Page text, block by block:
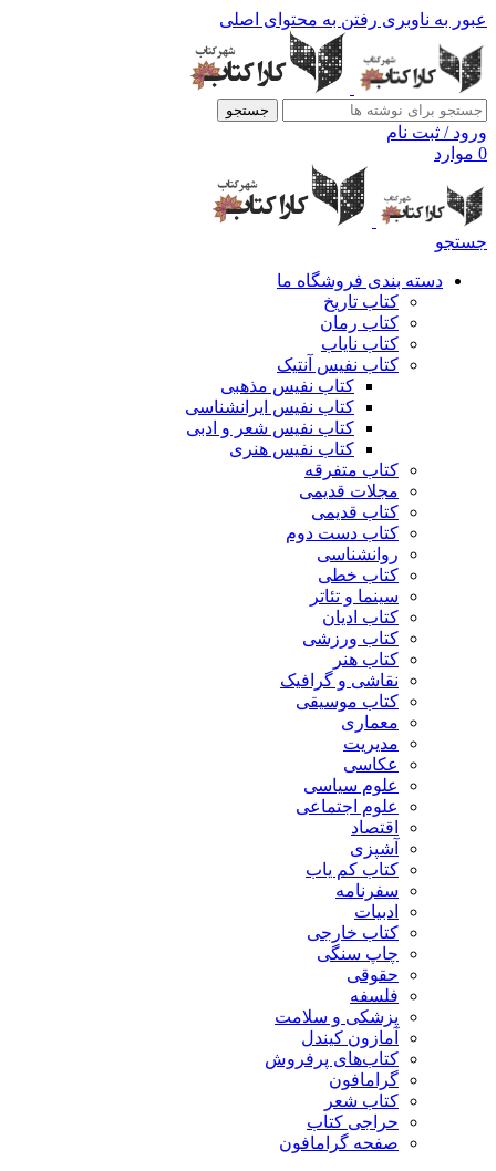
عبور به ناوبری رفتن به محتوای اصلی
جستجو
ورود / ثبت نام
0 موارد
جستجو
دسته بندی فروشگاه ما
کتاب تاریخ
کتاب رمان
کتاب نایاب
کتاب نفیس آنتیک
کتاب نفیس مذهبی
کتاب نفیس ایرانشناسی
کتاب نفیس شعر و ادبی
کتاب نفیس هنری
کتاب متفرقه
مجلات قدیمی
کتاب قدیمی
کتاب دست دوم
روانشناسی
کتاب خطی
سینما و تئاتر
کتاب ادیان
کتاب ورزشی
کتاب هنر
نقاشی و گرافیک
کتاب موسیقی
معماری
مدیریت
عکاسی
علوم سیاسی
علوم اجتماعی
اقتصاد
آشپزی
کتاب کم یاب
سفرنامه
ادبیات
کتاب خارجی
چاپ سنگی
حقوقی
فلسفه
پزشکی و سلامت
آمازون کیندل
کتاب‌های پرفروش
گرامافون
کتاب شعر
حراجی کتاب
صفحه گرامافون